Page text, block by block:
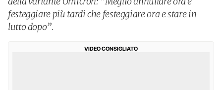
festeggiare più tardi che festeggiare ora e stare in
lutto dopo”.
VIDEO CONSIGLIATO